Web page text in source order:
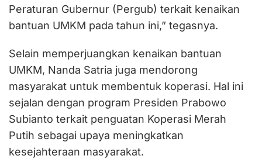
Peraturan Gubernur (Pergub) terkait kenaikan
bantuan UMKM pada tahun ini,” tegasnya.
Selain memperjuangkan kenaikan bantuan
UMKM, Nanda Satria juga mendorong
masyarakat untuk membentuk koperasi. Hal ini
sejalan dengan program Presiden Prabowo
Subianto terkait penguatan Koperasi Merah
Putih sebagai upaya meningkatkan
kesejahteraan masyarakat.